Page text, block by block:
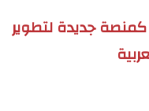
جديدة لتطوير